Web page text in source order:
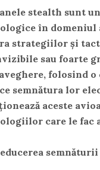
stealth sunt
în
strategiilor și
sau foarte
folosind
semnătura lor
aceste
care le fac